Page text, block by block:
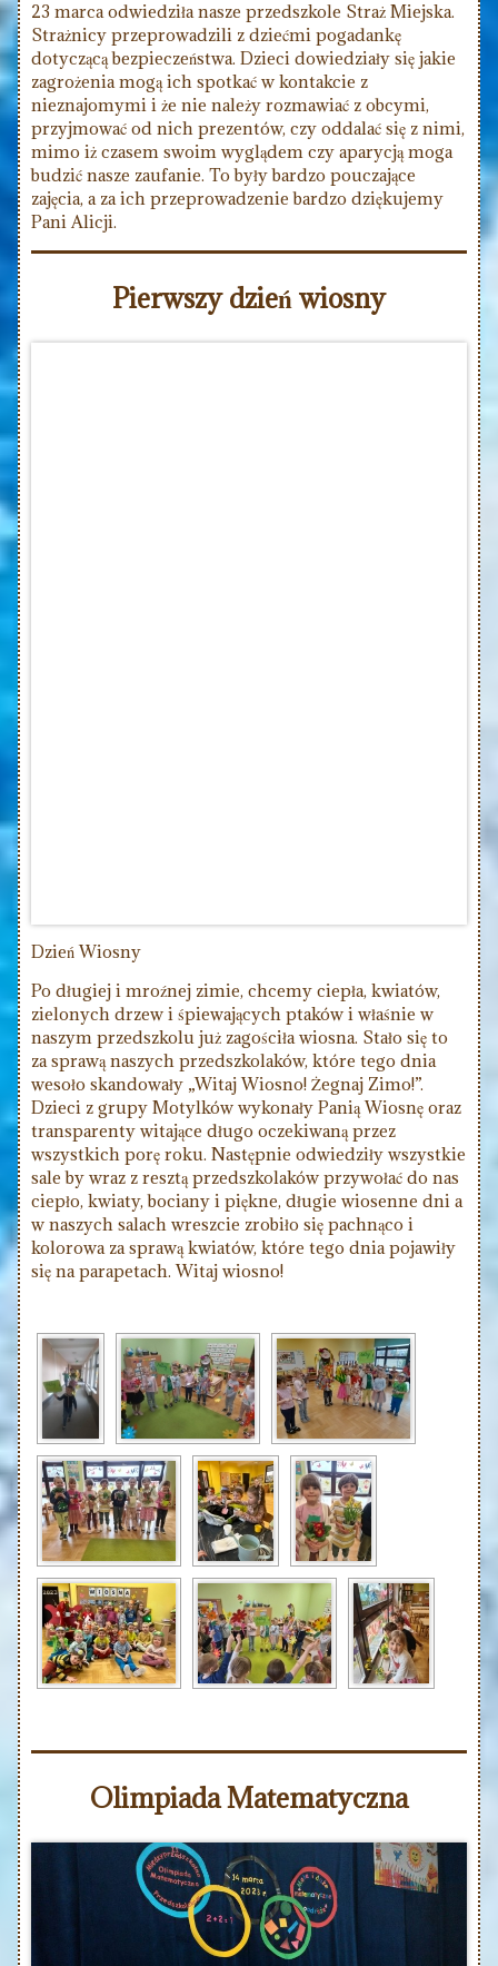
23 marca odwiedziła nasze przedszkole Straż Miejska.
Strażnicy przeprowadzili z dziećmi pogadankę
dotyczącą bezpieczeństwa. Dzieci dowiedziały się jakie
zagrożenia mogą ich spotkać w kontakcie z
nieznajomymi i że nie należy rozmawiać z obcymi,
przyjmować od nich prezentów, czy oddalać się z nimi,
mimo iż czasem swoim wyglądem czy aparycją moga
budzić nasze zaufanie. To były bardzo pouczające
zajęcia, a za ich przeprowadzenie bardzo dziękujemy
Pani Alicji.
Pierwszy dzień wiosny
Dzień Wiosny
Po długiej i mroźnej zimie, chcemy ciepła, kwiatów,
zielonych drzew i śpiewających ptaków i właśnie w
naszym przedszkolu już zagościła wiosna. Stało się to
za sprawą naszych przedszkolaków, które tego dnia
wesoło skandowały „Witaj Wiosno! Żegnaj Zimo!”.
Dzieci z grupy Motylków wykonały Panią Wiosnę oraz
transparenty witające długo oczekiwaną przez
wszystkich porę roku. Następnie odwiedziły wszystkie
sale by wraz z resztą przedszkolaków przywołać do nas
ciepło, kwiaty, bociany i piękne, długie wiosenne dni a
w naszych salach wreszcie zrobiło się pachnąco i
kolorowa za sprawą kwiatów, które tego dnia pojawiły
się na parapetach. Witaj wiosno!
Olimpiada Matematyczna